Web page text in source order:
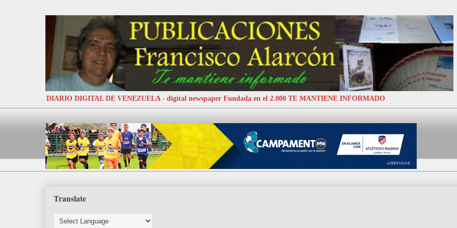
DIARIO DIGITAL DE VENEZUELA - digital newspaper Fundada en el 2.000 TE MANTIENE INFORMADO
Translate